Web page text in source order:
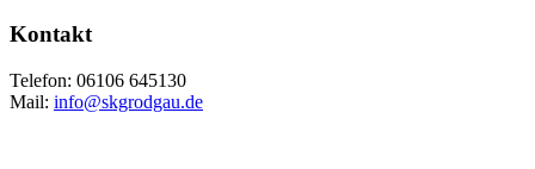
Kontakt
Telefon: 06106 645130
Mail: info@skgrodgau.de